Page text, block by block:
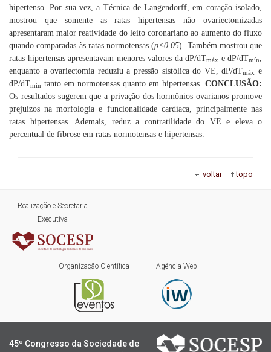
hipertenso. Por sua vez, a Técnica de Langendorff, em coração isolado,
mostrou que somente as ratas hipertensas não ovariectomizadas
apresentaram maior reatividade do leito coronariano ao aumento do fluxo
quando comparadas às ratas normotensas (p<0.05). Também mostrou que
ratas hipertensas apresentavam menores valores da dP/dTmáx e dP/dTmín
enquanto a ovariectomia reduziu a pressão sistólica do VE, dP/dTmáx e
dP/dTmín tanto em normotensas quanto em hipertensas. CONCLUSÃO:
Os resultados sugerem que a privação dos hormônios ovarianos promove
prejuízos na morfologia e funcionalidade cardíaca, principalmente nas
ratas hipertensas. Ademais, reduz a contratilidade do VE e eleva o
percentual de fibrose em ratas normotensas e hipertensas.
voltar topo
Realização e Secretaria
Executiva
Organização Científica Agência Web
45º Congresso da Sociedade de